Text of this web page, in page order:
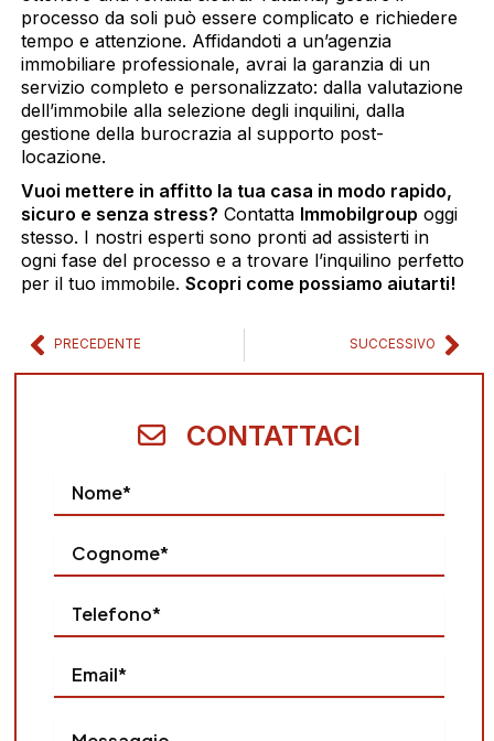
processo da soli può essere complicato e richiedere
tempo e attenzione. Affidandoti a un’agenzia
immobiliare professionale, avrai la garanzia di un
servizio completo e personalizzato: dalla valutazione
dell’immobile alla selezione degli inquilini, dalla
gestione della burocrazia al supporto post-
locazione.
Vuoi mettere in affitto la tua casa in modo rapido,
sicuro e senza stress? Contatta Immobilgroup oggi
stesso. I nostri esperti sono pronti ad assisterti in
ogni fase del processo e a trovare l’inquilino perfetto
per il tuo immobile. Scopri come possiamo aiutarti!
Precedente
PRECEDENTE SUCCESSIVO
CONTATTACI